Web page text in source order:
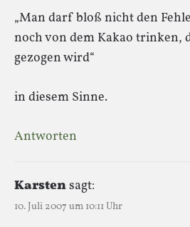
„Man darf bloß nicht den
noch von dem Kakao trinken,
gezogen wird“
in diesem Sinne.
Antworten
Karstensagt:
10. Juli 2007 um 10:11 Uhr